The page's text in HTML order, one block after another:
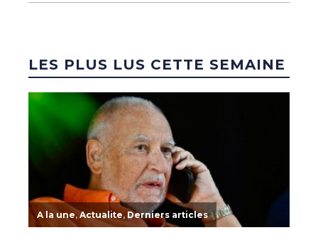
LES PLUS LUS CETTE SEMAINE